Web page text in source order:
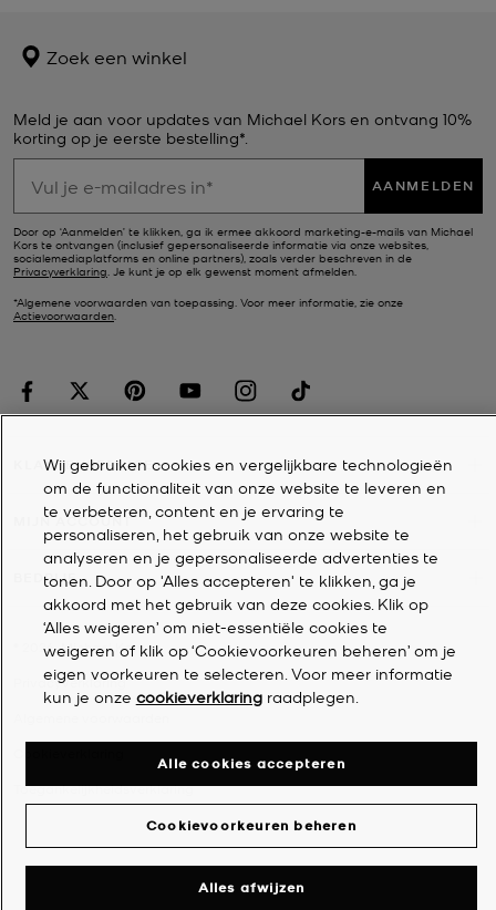
Zoek een winkel
Meld je aan voor updates van Michael Kors en ontvang 10%
korting op je eerste bestelling*.
AANMELDEN
Door op ‘Aanmelden’ te klikken, ga ik ermee akkoord marketing-e-mails van Michael
Kors te ontvangen (inclusief gepersonaliseerde informatie via onze websites,
socialemediaplatforms en online partners), zoals verder beschreven in de
Privacyverklaring. Je kunt je op elk gewenst moment afmelden.
*Algemene voorwaarden van toepassing. Voor meer informatie, zie onze
Actievoorwaarden.
KLANTENSERVICE
MIJN ACCOUNT
BEDRIJF
2026Michael Kors
Privacyverklaring
Toegankelijkheidsverklaring
Wij gebruiken cookies en vergelijkbare technologieën
om de functionaliteit van onze website te leveren en
te verbeteren, content en je ervaring te
personaliseren, het gebruik van onze website te
analyseren en je gepersonaliseerde advertenties te
tonen. Door op 'Alles accepteren' te klikken, ga je
akkoord met het gebruik van deze cookies. Klik op
‘Alles weigeren’ om niet-essentiële cookies te
weigeren of klik op ‘Cookievoorkeuren beheren’ om je
eigen voorkeuren te selecteren. Voor meer informatie
kun je onze cookieverklaringraadplegen.
Cookievoorkeuren beheren
Alles afwijzen
Alle cookies accepteren